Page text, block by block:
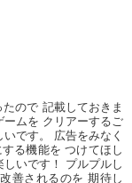
ので 記載しておきま
ムを クリアーするご
です。 広告をみなく
る機能を つけてほし
いです！ プルプルし
善されるのを 期待し